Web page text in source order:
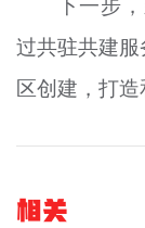
过共驻共建
区创建，打造
相关